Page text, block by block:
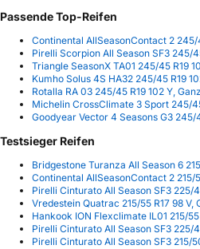
Passende Top-Reifen
Continental AllSeasonContact 2
Pirelli Scorpion All Season SF3 245/
Triangle SeasonX TA01 245/45 R19
Kumho Solus 4S HA32 245/45 R19
Rotalla RA 03 245/45 R19 102 Y,
Michelin CrossClimate 3 Sport 245/
Goodyear Vector 4 Seasons G3 245/
Testsieger Reifen
Bridgestone Turanza All Season 6
Continental AllSeasonContact 2 215/
Pirelli Cinturato All Season SF3 225/
Vredestein Quatrac 215/55 R17 98 V,
Hankook ION Flexclimate IL01 215/
Pirelli Cinturato All Season SF3 225/
Pirelli Cinturato All Season SF3 215/